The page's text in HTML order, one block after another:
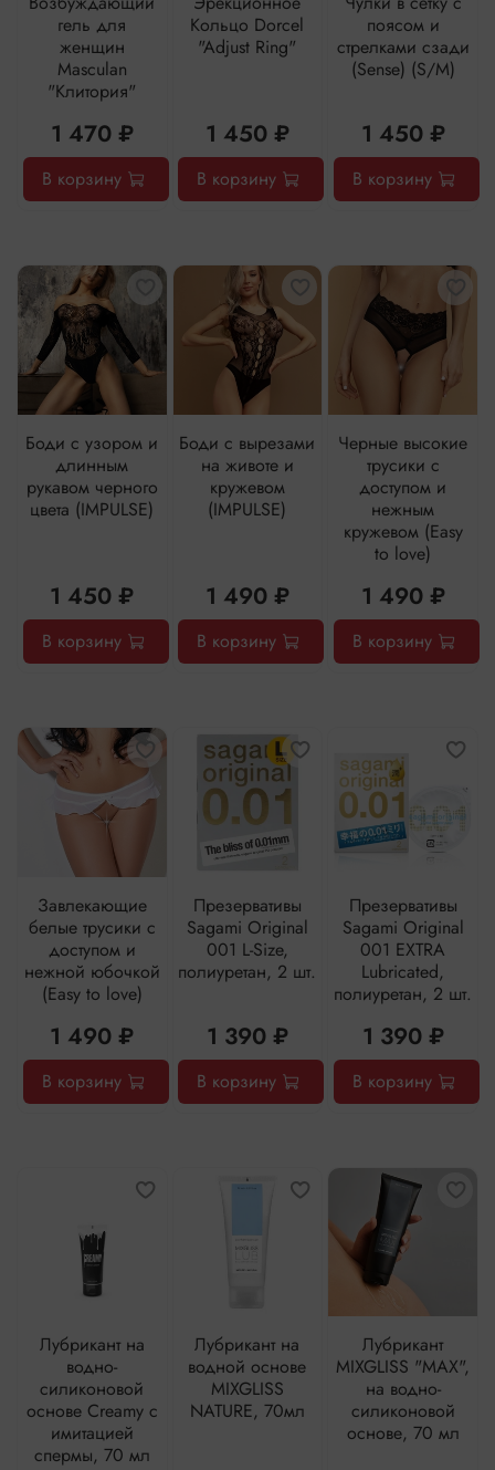
гель для
женщин
Masculan
"Клитория"
1 470 ₽
В корзину
Кольцо Dorcel
"Adjust Ring"
1 450 ₽
В корзину
поясом и
стрелками сзади
(Sense) (S/M)
1 450 ₽
В корзину
Боди с узором и
длинным
рукавом черного
цвета (IMPULSE)
1 450 ₽
В корзину
Боди с вырезами
на животе и
кружевом
(IMPULSE)
1 490 ₽
В корзину
Черные высокие
трусики с
доступом и
нежным
кружевом (Easy
to love)
1 490 ₽
В корзину
Завлекающие
белые трусики с
доступом и
нежной юбочкой
(Easy to love)
1 490 ₽
В корзину
Презервативы
Sagami Original
001 L-Size,
полиуретан, 2 шт.
1 390 ₽
В корзину
Презервативы
Sagami Original
001 EXTRA
Lubricated,
полиуретан, 2 шт.
1 390 ₽
В корзину
Лубрикант на
водно-
силиконовой
основе Creamy с
имитацией
спермы, 70 мл
Лубрикант на
водной основе
MIXGLISS
NATURE, 70мл
Лубрикант
MIXGLISS "MAX",
на водно-
силиконовой
основе, 70 мл